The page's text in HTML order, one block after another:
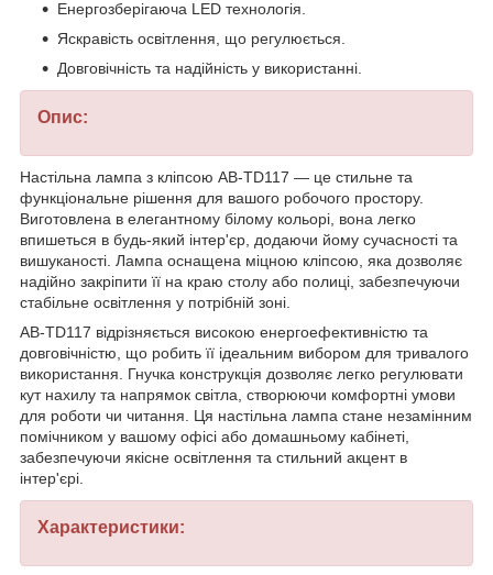
Енергозберігаюча LED технологія.
Яскравість освітлення, що регулюється.
Довговічність та надійність у використанні.
Опис:
Настільна лампа з кліпсою AB-TD117 — це стильне та
функціональне рішення для вашого робочого простору.
Виготовлена в елегантному білому кольорі, вона легко
впишеться в будь-який інтер'єр, додаючи йому сучасності та
вишуканості. Лампа оснащена міцною кліпсою, яка дозволяє
надійно закріпити її на краю столу або полиці, забезпечуючи
стабільне освітлення у потрібній зоні.
AB-TD117 відрізняється високою енергоефективністю та
довговічністю, що робить її ідеальним вибором для тривалого
використання. Гнучка конструкція дозволяє легко регулювати
кут нахилу та напрямок світла, створюючи комфортні умови
для роботи чи читання. Ця настільна лампа стане незамінним
помічником у вашому офісі або домашньому кабінеті,
забезпечуючи якісне освітлення та стильний акцент в
інтер'єрі.
Характеристики: